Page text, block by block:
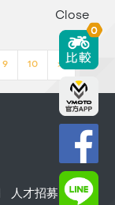
9 10 >>
人才招募
Close
0